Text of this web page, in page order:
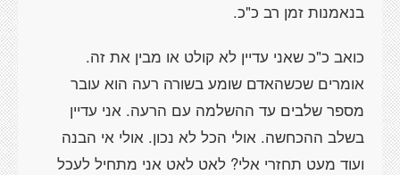
בנאמנות זמן רב כ"כ.
כואב כ"כ שאני עדיין לא קולט או מבין את זה.
אומרים שכשהאדם שומע בשורה רעה הוא עובר
מספר שלבים עד ההשלמה עם הרעה. אני עדיין
בשלב ההכחשה. אולי הכל לא נכון. אולי אי הבנה
ועוד מעט תחזרי אלי? לאט לאט אני מתחיל לעכל